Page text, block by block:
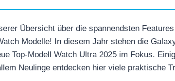
Übersicht über die spannendsten
Modelle! In diesem Jahr stehen die
Top-Modell Watch Ultra 2025 im Fokus.
Neulinge entdecken hier viele praktische